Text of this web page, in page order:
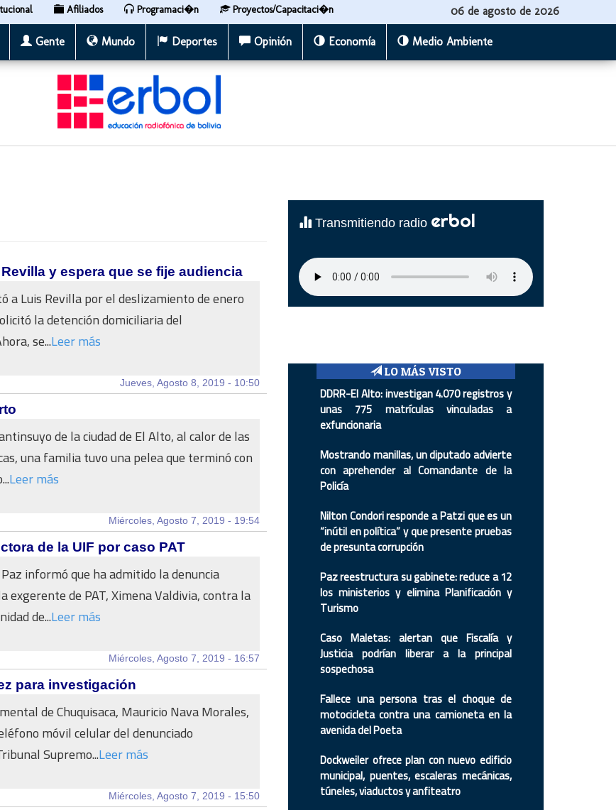
Afiliados Programaci�n Proyectos/Capacitaci�n 06 de agosto de 2026
Gente Mundo Deportes Opinión Economía Medio Ambiente
y espera que se fije audiencia
a Luis Revilla por el deslizamiento de enero
la detención domiciliaria del
se...Leer más
Jueves, Agosto 8, 2019 - 10:50
de la ciudad de El Alto, al calor de las
una familia tuvo una pelea que terminó con
Leer más
Miércoles, Agosto 7, 2019 - 19:54
de la UIF por caso PAT
informó que ha admitido la denuncia
exgerente de PAT, Ximena Valdivia, contra la
de...Leer más
Miércoles, Agosto 7, 2019 - 16:57
para investigación
de Chuquisaca, Mauricio Nava Morales,
móvil celular del denunciado
Supremo...Leer más
Miércoles, Agosto 7, 2019 - 15:50
Transmitiendo radio erbol
LO MÁS VISTO
DDRR-El Alto: investigan 4.070 registros y
unas 775 matrículas vinculadas a
exfuncionaria
Mostrando manillas, un diputado advierte
con aprehender al Comandante de la
Policía
Nilton Condori responde a Patzi que es un
“inútil en política” y que presente pruebas
de presunta corrupción
Paz reestructura su gabinete: reduce a 12
los ministerios y elimina Planificación y
Turismo
Caso Maletas: alertan que Fiscalía y
Justicia podrían liberar a la principal
sospechosa
Fallece una persona tras el choque de
motocicleta contra una camioneta en la
avenida del Poeta
Dockweiler ofrece plan con nuevo edificio
municipal, puentes, escaleras mecánicas,
túneles, viaductos y anfiteatro